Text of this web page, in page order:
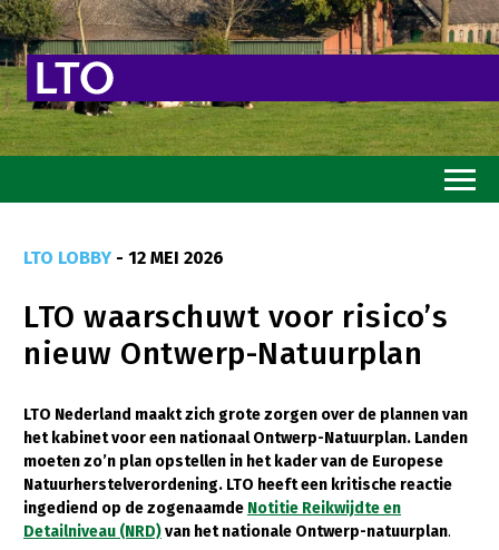
Goed eten
Mooi groen
Sterk ondernemerschap
Transitiepaden
Thema’s
Gezonde planten
LTO LOBBY - 12 MEI 2026
LTO waarschuwt voor risico’s
nieuw Ontwerp-Natuurplan
LTO Nederland maakt zich grote zorgen over de plannen van
het kabinet voor een nationaal Ontwerp-Natuurplan. Landen
moeten zo’n plan opstellen in het kader van de Europese
Natuurherstelverordening. LTO heeft een kritische reactie
ingediend op de zogenaamde Notitie Reikwijdte en
Detailniveau (NRD)van het nationale Ontwerp-natuurplan.